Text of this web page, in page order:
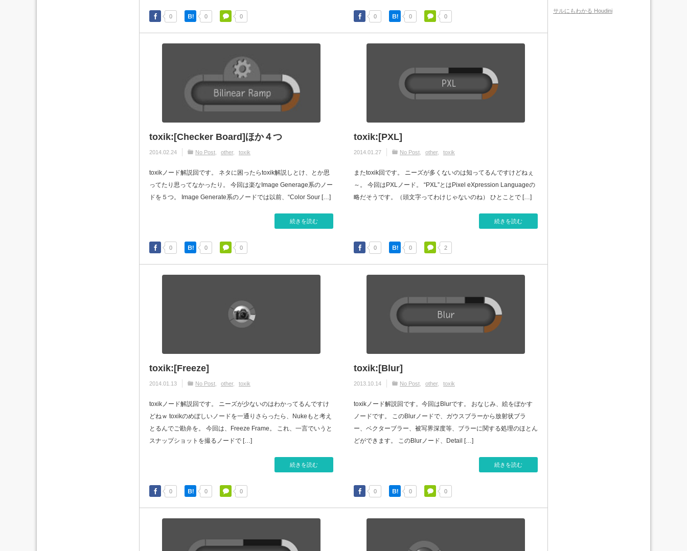
0 0 0 0 0 0
toxik:[Checker Board]ほか４つ
2014.02.24 No Post other toxik
toxikノード解説回です。 ネタに困ったらtoxik解説しとけ、とか思
ってたり思ってなかったり。 今回は楽なImage Generage系のノー
ドを５つ。 Image Generate系のノードでは以前、“Color Sour […]
続きを読む
0 0 0
toxik:[PXL]
2014.01.27 No Post other toxik
またtoxik回です。 ニーズが多くないのは知ってるんですけどねぇ
～。 今回はPXLノード。 “PXL”とはPixel eXpression Languageの
略だそうです。（頭文字ってわけじゃないのね） ひとことで […]
続きを読む
0 0 2
toxik:[Freeze]
2014.01.13 No Post other toxik
toxikノード解説回です。 ニーズが少ないのはわかってるんですけ
どねｗ toxikのめぼしいノードを一通りさらったら、Nukeもと考え
とるんでご勘弁を。 今回は、Freeze Frame。 これ、一言でいうと
スナップショットを撮るノードで […]
続きを読む
0 0 0
toxik:[Blur]
2013.10.14 No Post other toxik
toxikノード解説回です。今回はBlurです。 おなじみ、絵をぼかす
ノードです。 このBlurノードで、ガウスブラーから放射状ブラ
ー、ベクターブラー、被写界深度等、ブラーに関する処理のほとん
どができます。 このBlurノード、Detail […]
続きを読む
0 0 0
サルにもわかる Houdini